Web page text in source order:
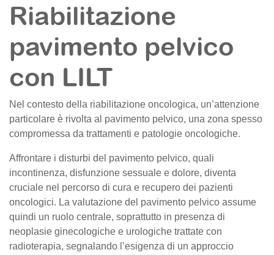
Riabilitazione
pavimento pelvico
con LILT
Nel contesto della riabilitazione oncologica, un’attenzione
particolare è rivolta al pavimento pelvico, una zona spesso
compromessa da trattamenti e patologie oncologiche.
Affrontare i disturbi del pavimento pelvico, quali
incontinenza, disfunzione sessuale e dolore, diventa
cruciale nel percorso di cura e recupero dei pazienti
oncologici. La valutazione del pavimento pelvico assume
quindi un ruolo centrale, soprattutto in presenza di
neoplasie ginecologiche e urologiche trattate con
radioterapia, segnalando l’esigenza di un approccio